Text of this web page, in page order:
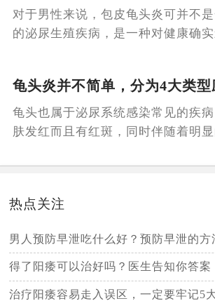
对于男性来说，包皮龟头炎可并不
的泌尿生殖疾病，是一种对健康确
龟头炎并不简单，分为4大类型
龟头也属于泌尿系统感染常见的疾
肤发红而且有红斑，同时伴随着明
热点关注
男人预防早泄吃什么好？预防早泄的方
得了阳痿可以治好吗？医生告知你答案
治疗阳痿容易走入误区，一定要牢记5